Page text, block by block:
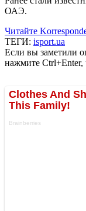
ОАЭ.
Читайте
ТЕГИ: isport.ua
Если вы заметили
нажмите Ctrl+Enter,